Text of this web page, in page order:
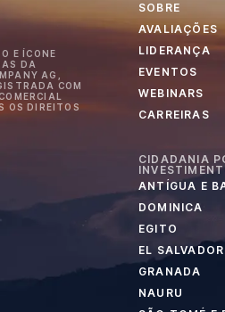
E ÍCONE
DA
AG,
COM
OS DIREITOS
SOBRE
AVALIAÇÕES
LIDERANÇA
EVENTOS
WEBINARS
CARREIRAS
CIDADANIA
ANTÍGUA E
DOMINICA
EGITO
EL SALVADOR
GRANADA
NAURU